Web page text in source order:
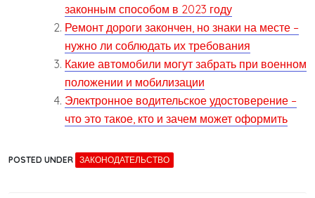
законным способом в 2023 году
Ремонт дороги закончен, но знаки на месте –
нужно ли соблюдать их требования
Какие автомобили могут забрать при военном
положении и мобилизации
Электронное водительское удостоверение –
что это такое, кто и зачем может оформить
POSTED UNDER ЗАКОНОДАТЕЛЬСТВО